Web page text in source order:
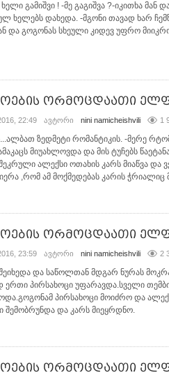
გამიშვი ! -მე გაგიშვა ?-იკითხა მან
ხელებს დახედა. -მგონი თავად ხარ
და გოგონას სხეული კიდევ უფრო
ორმოცდაათი
22:49 ავტორი nini namicheishvili 1
ზედმეტი რომანტიკის. -მერე
მიუახლოვდა და მის ტუჩებს
ალექსი ოთახის კარს მიაწვა და
,რომ ამ მოქმედებას კარის ჭრიალიც
ორმოცდაათი
23:59 ავტორი nini namicheishvili 2
და საწოლთან მდგარ ნურას
პირსახოცი უფარავდა.სველი თემბი
პირსახოცი მოიძრო და
შემობრუნდა და კარს მიეყრდნო.
ორმოცდაათი